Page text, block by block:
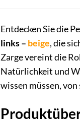
Entdecken Sie die
links – beige, die
Zarge vereint die
Natürlichkeit und
wissen müssen,